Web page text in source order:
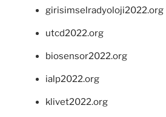
girisimselradyoloji2022.org
utcd2022.org
biosensor2022.org
ialp2022.org
klivet2022.org